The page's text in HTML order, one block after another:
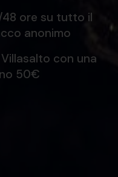
48 ore su tutto il
anonimo
Villasalto con una
50€